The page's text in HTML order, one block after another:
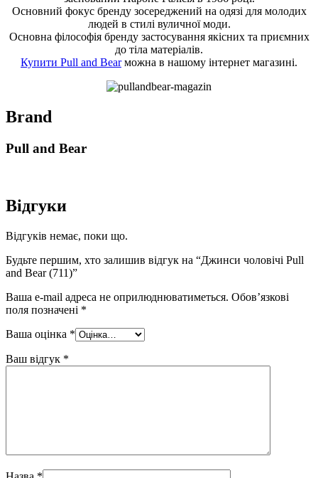
Основний фокус бренду зосереджений на одязі для молодих
людей в стилі вуличної моди.
Основна філософія бренду застосування якісних та приємних
до тіла матеріалів.
Купити Pull and Bearможна в нашому інтернет магазині.
Brand
Pull and Bear
Відгуки
Відгуків немає, поки що.
Будьте першим, хто залишив відгук на “Джинси чоловічі Pull
and Bear (711)”
Ваша e-mail адреса не оприлюднюватиметься. Обов’язкові
поля позначені *
Ваша оцінка *
Ваш відгук *